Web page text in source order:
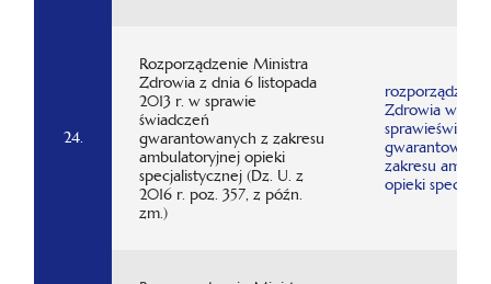
24.
Rozporządzenie Ministra
Zdrowia z dnia 6 listopada
2013 r. w sprawie
świadczeń
gwarantowanych z zakresu
ambulatoryjnej opieki
specjalistycznej (Dz. U. z
2016 r. poz. 357, z późn.
zm.)
Zdrowia w
zakresu
opieki